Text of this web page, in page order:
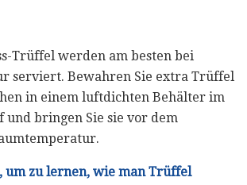
Trüffel werden am besten bei
serviert. Bewahren Sie extra Trüffel
in einem luftdichten Behälter im
und bringen Sie sie vor dem
um zu lernen, wie man Trüffel